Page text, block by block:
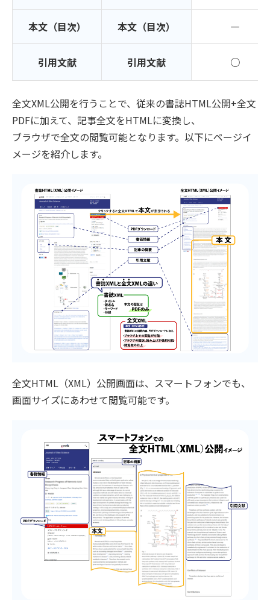
本文（目次） 本文（目次） ―
引用文献 引用文献 ○
全文XML公開を行うことで、従来の書誌HTML公開+全文
PDFに加えて、記事全文をHTMLに変換し、
ブラウザで全文の閲覧可能となります。以下にページイ
メージを紹介します。
全文HTML（XML）公開画面は、スマートフォンでも、
画面サイズにあわせて閲覧可能です。